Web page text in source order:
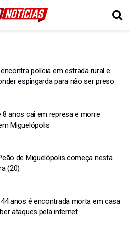
polícia em estrada rural e
espingarda para não ser preso
8 anos cai em represa e morre
Miguelópolis
de Miguelópolis começa nesta
(20)
44 anos é encontrada morta em casa
ataques pela internet